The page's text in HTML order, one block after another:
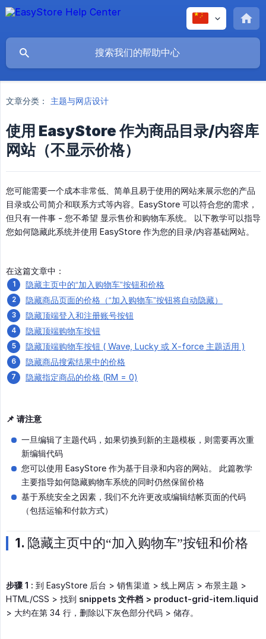
文章分类： 主题与网店设计
使用 EasyStore 作为商品目录/内容库
网站（不显示价格）
您可能需要一个成本非常低、简单且易于使用的网站来展示您的产品
目录或公司简介和联系方式等内容。EasyStore 可以符合您的需求，
但只有一件事 - 您不希望 显示售价和购物车系统。 以下教学可以指导
您如何隐藏此系统并使用 EasyStore 作为您的目录/内容基础网站。
在这篇文章中：
隐藏主页中的“加入购物车”按钮和价格
隐藏商品页面的价格（“加入购物车”按钮将自动隐藏）
隐藏顶端登入和注册账号按钮
隐藏顶端购物车按钮
隐藏顶端购物车按钮 ( Wave, Lucky 或 X-force 主题适用 )
隐藏商品搜索结果中的价格
隐藏指定商品的价格 (RM = 0)
📌 请注意
一旦编辑了主题代码，如果切换到新的主题模板，则需要再次重
新编辑代码
您可以使用 EasyStore 作为基于目录和内容的网站。 此篇教学
主要指导如何隐藏购物车系统的同时仍然保留价格
基于系统安全之因素，我们不允许更改或编辑结帐页面的代码
（包括运输和付款方式）
1. 隐藏主页中的“加入购物车”按钮和价格
步骤 1 : 到 EasyStore 后台 > 销售渠道 > 线上网店 > 布景主题 >
HTML/CSS > 找到 snippets 文件档 > product-grid-item.liquid
> 大约在第 34 行，删除以下灰色部分代码 > 储存。